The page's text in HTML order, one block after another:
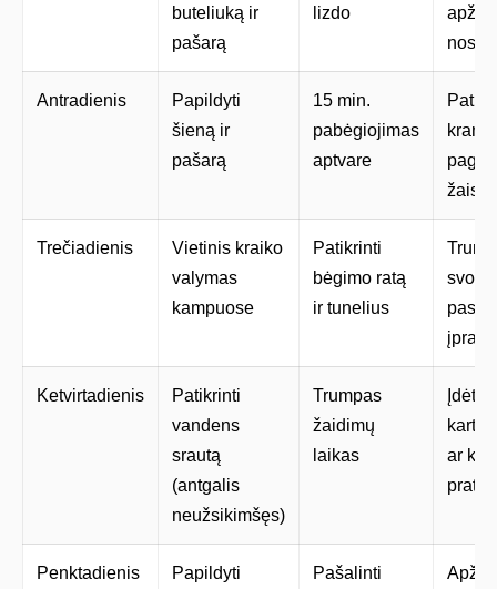
buteliuką ir
pašarą
lizdo
Antradienis
Papildyti
šieną ir
pašarą
15 min.
pabėgiojimas
aptvare
Trečiadienis
Vietinis kraiko
valymas
kampuose
Patikrinti
bėgimo ratą
ir tunelius
svorio
Ketvirtadienis
Patikrinti
vandens
srautą
(antgalis
neužsikimšęs)
Trumpas
žaidimų
laikas
Įdėti
ar
Penktadienis
Papildyti
Pašalinti